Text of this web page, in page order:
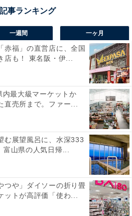
一週間 一ヶ月
赤福」の直営店に、全国
店も！ 東名阪・伊...
内最大級マーケットか
直売所まで。ファー...
む展望風呂に、水深333
山県の人気日帰...
つや」ダイソーの折り畳
ットが高評価「使わ...